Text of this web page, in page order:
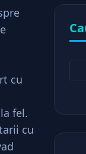
cu
fel.
cu